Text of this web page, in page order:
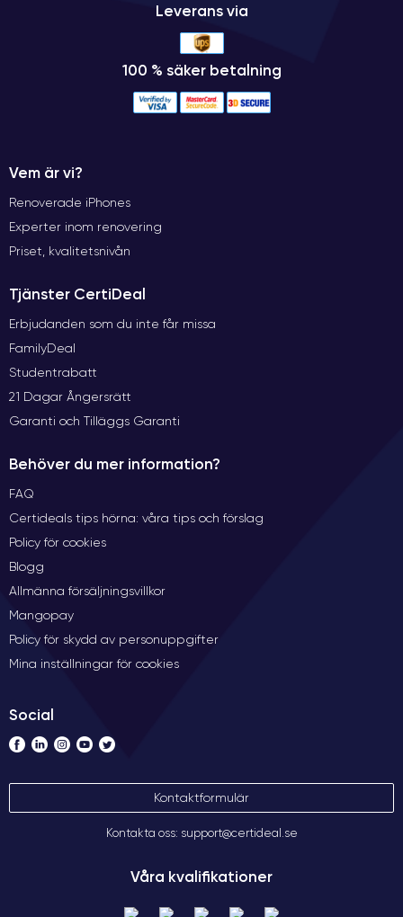
Leverans via
100 % säker betalning
Vem är vi?
Renoverade iPhones
Experter inom renovering
Priset, kvalitetsnivån
Tjänster CertiDeal
Erbjudanden som du inte får missa
FamilyDeal
Studentrabatt
21 Dagar Ångersrätt
Garanti och Tilläggs Garanti
Behöver du mer information?
FAQ
Certideals tips hörna: våra tips och förslag
Policy för cookies
Blogg
Allmänna försäljningsvillkor
Mangopay
Policy för skydd av personuppgifter
Mina inställningar för cookies
Social
Kontaktformulär
Kontakta oss: support@certideal.se
Våra kvalifikationer